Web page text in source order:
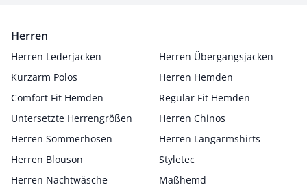
Herren
Herren Lederjacken
Herren Übergangsjacken
Kurzarm Polos
Herren Hemden
Comfort Fit Hemden
Regular Fit Hemden
Untersetzte Herrengrößen
Herren Chinos
Herren Sommerhosen
Herren Langarmshirts
Herren Blouson
Styletec
Herren Nachtwäsche
Maßhemd